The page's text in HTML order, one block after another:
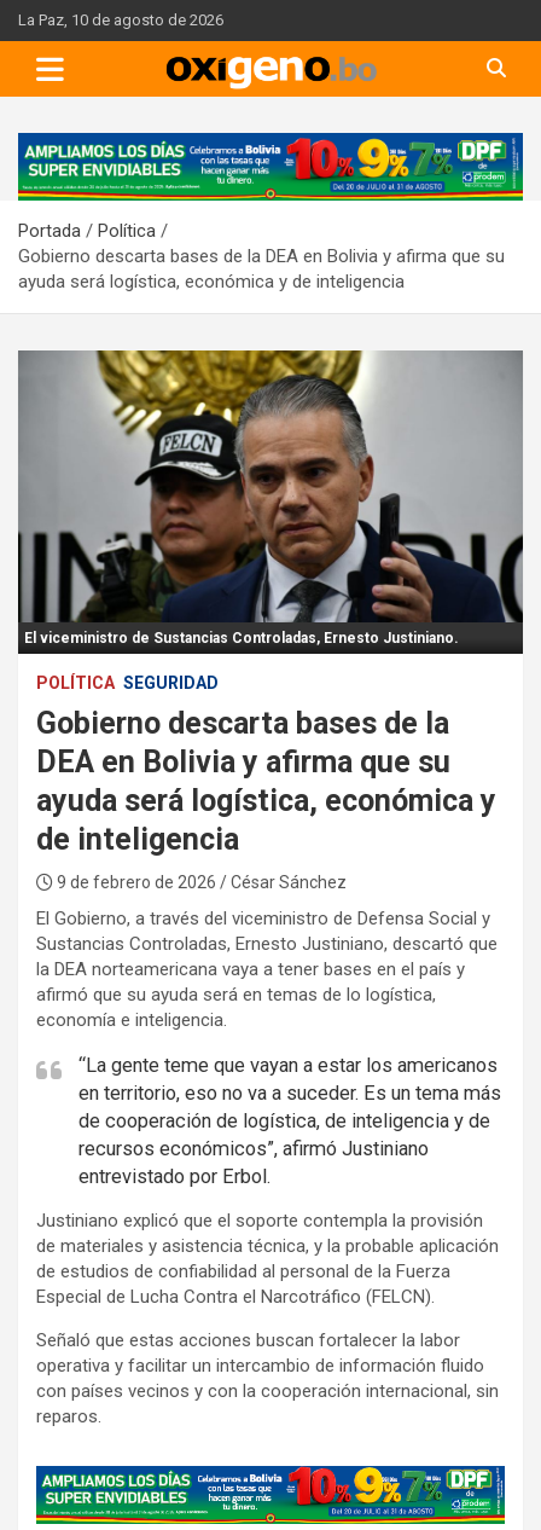
Skip
to
content
La Paz, 10 de agosto de 2026
A
d
e
r
t
t
Portada
Política
Gobierno descarta bases de la DEA en Bolivia y afirma que su
ayuda será logística, económica y de inteligencia
El viceministro de Sustancias Controladas, Ernesto Justiniano.
POLÍTICA SEGURIDAD
Gobierno descarta bases de la
DEA en Bolivia y afirma que su
ayuda será logística, económica y
de inteligencia
9 de febrero de 2026 / César Sánchez
El Gobierno, a través del viceministro de Defensa Social y
Sustancias Controladas, Ernesto Justiniano, descartó que
la DEA norteamericana vaya a tener bases en el país y
afirmó que su ayuda será en temas de lo logística,
economía e inteligencia.
“La gente teme que vayan a estar los americanos
en territorio, eso no va a suceder. Es un tema más
de cooperación de logística, de inteligencia y de
recursos económicos”, afirmó Justiniano
entrevistado por Erbol.
Justiniano explicó que el soporte contempla la provisión
de materiales y asistencia técnica, y la probable aplicación
de estudios de confiabilidad al personal de la Fuerza
Especial de Lucha Contra el Narcotráfico (FELCN).
Señaló que estas acciones buscan fortalecer la labor
operativa y facilitar un intercambio de información fluido
con países vecinos y con la cooperación internacional, sin
reparos.
A
d